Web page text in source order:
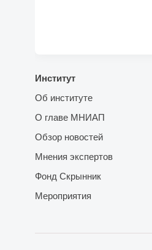
Институт
Об институте
О главе МНИАП
Обзор новостей
Мнения экспертов
Фонд Скрынник
Мероприятия